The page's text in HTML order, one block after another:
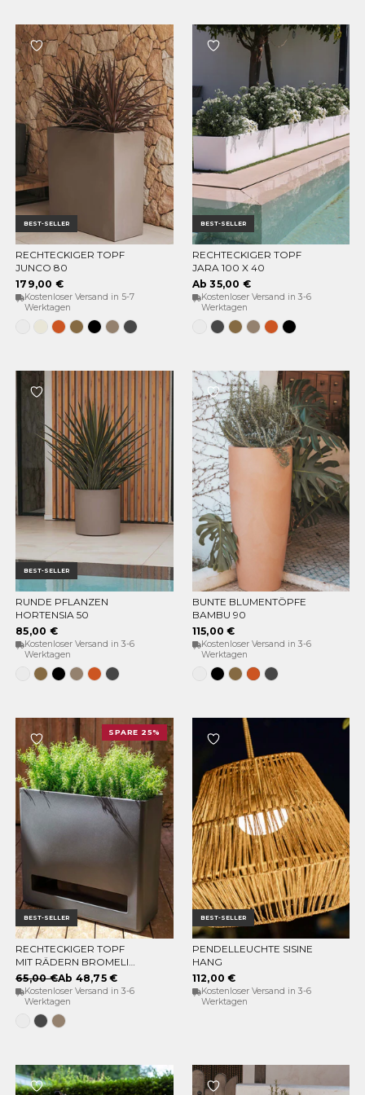
BEST-SELLER
OPTIONEN WÄHLEN
RECHTECKIGER TOPF
JUNCO 80
179,00 €
Kostenloser Versand in 5-7
Werktagen
WeissOpak-
Beige
Terrakotta
BronzeSchwarz
TaupeAnthrazit
BEST-SELLER
OPTIONEN WÄHLEN
RECHTECKIGER TOPF
JARA 100 X 40
Ab 35,00 €
Kostenloser Versand in 3-6
Werktagen
WeissAnthrazit
BronzeTaupeTerrakotta
Schwarz
BEST-SELLER
OPTIONEN WÄHLEN
RUNDE PFLANZEN
HORTENSIA 50
85,00 €
Kostenloser Versand in 3-6
Werktagen
WeissBronzeSchwarz
TaupeTerracota
Anthrazit
OPTIONEN WÄHLEN
BUNTE BLUMENTÖPFE
BAMBU 90
115,00 €
Kostenloser Versand in 3-6
Werktagen
WeissSchwarz
BronzeTerracota
Anthrazit
BEST-SELLER
SPARE 25%
OPTIONEN WÄHLEN
RECHTECKIGER TOPF
MIT RÄDERN BROMELIA
78
65,00 €Ab 48,75 €
Kostenloser Versand in 3-6
Werktagen
WeissAnthrazit
Taupe
BEST-SELLER
IN DEN WARENKORB
PENDELLEUCHTE SISINE
HANG
112,00 €
Kostenloser Versand in 3-6
Werktagen